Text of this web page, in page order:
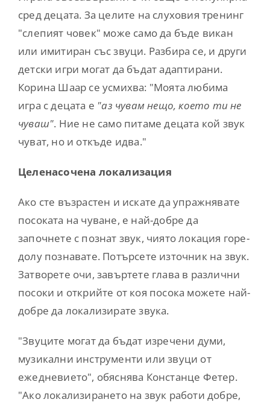
сред децата. За целите на слуховия тренинг
"слепият човек" може само да бъде викан
или имитиран със звуци. Разбира се, и други
детски игри могат да бъдат адаптирани.
Корина Шаар се усмихва: "Моята любима
игра с децата е "аз чувам нещо, което ти не
чуваш". Ние не само питаме децата кой звук
чуват, но и откъде идва."
Целенасочена локализация
Ако сте възрастен и искате да упражнявате
посоката на чуване, е най-добре да
започнете с познат звук, чиято локация горе-
долу познавате. Потърсете източник на звук.
Затворете очи, завъртете глава в различни
посоки и открийте от коя посока можете най-
добре да локализирате звука.
"Звуците могат да бъдат изречени думи,
музикални инструменти или звуци от
ежедневието", обяснява Констанце Фетер.
"Ако локализирането на звук работи добре,